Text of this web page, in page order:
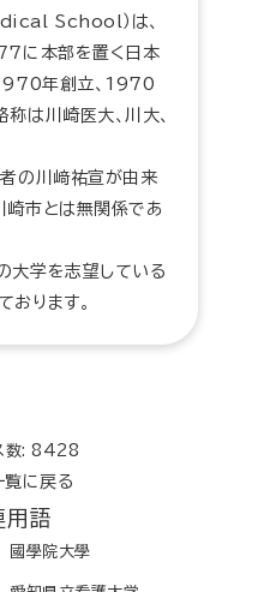
School）は、
に本部を置く日本
年創立、1970
は川崎医大、川大、
者の川﨑祐宣が由来
崎市とは無関係であ
大学を志望している
おります。
数: 8428
覧に戻る
用語
國學院大學